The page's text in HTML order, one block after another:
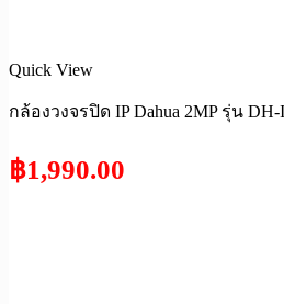
Quick View
กล้องวงจรปิด IP Dahua 2MP รุ่น DH-
฿1,990.00